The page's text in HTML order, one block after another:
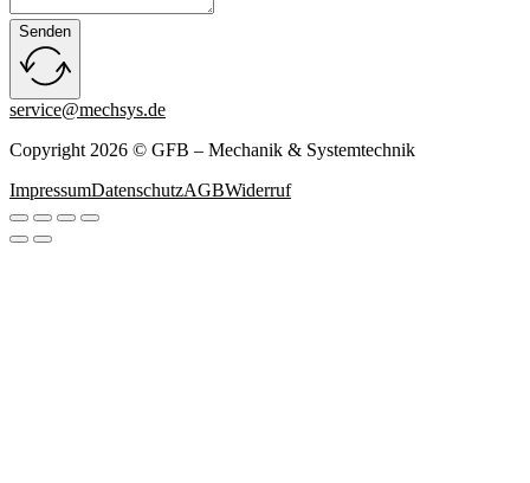
Senden
service@mechsys.de
Copyright 2026 © GFB – Mechanik & Systemtechnik
ImpressumDatenschutzAGBWiderruf